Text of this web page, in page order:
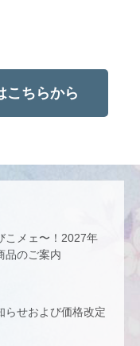
こちらから
こメェ〜！2027年
品のご案内
らせおよび価格改定